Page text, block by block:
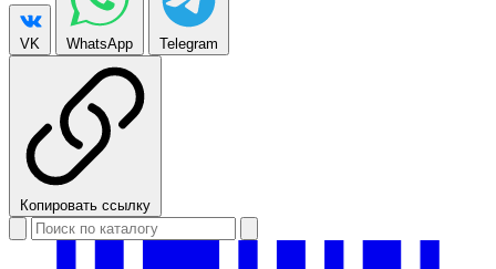
VK WhatsApp Telegram
Копировать ссылку